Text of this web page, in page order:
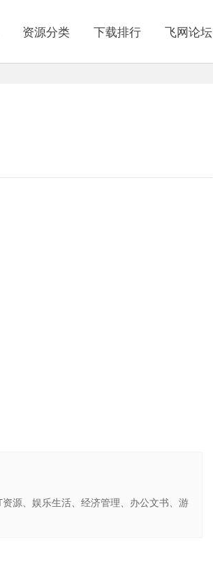
资源分类 下载排行 飞网论坛
源、娱乐生活、经济管理、办公文书、游